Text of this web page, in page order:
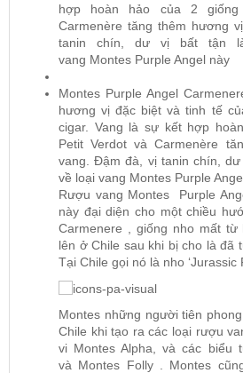
hợp hoàn hảo của 2
Carmenère tăng thêm hương
tanin chín, dư vị bất tận
vang Montes Purple Angel này
Montes Purple Angel
hương vị đặc biệt và tinh tế
cigar. Vang là sự kết hợp
Petit Verdot và Carmenère
vang. Đậm đà, vị tanin chín,
về loại vang Montes Purple
Rượu vang Montes Purple
này đại diện cho một chiều
Carmenere , giống nho mất
lên ở Chile sau khi bị cho là đã
Tại Chile gọi nó là nho ‘Jurassic
Montes những người tiên
Chile khi tạo ra các loại rượu
vi Montes Alpha, và các biểu
và Montes Folly. Montes